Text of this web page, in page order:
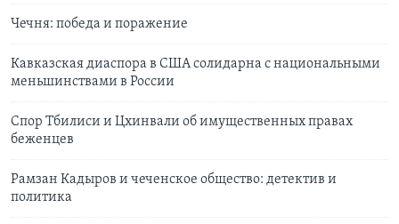
Чечня: победа и поражение
Кавказская диаспора в США солидарна с национальными
меньшинствами в России
Спор Тбилиси и Цхинвали об имущественных правах
беженцев
Рамзан Кадыров и чеченское общество: детектив и
политика